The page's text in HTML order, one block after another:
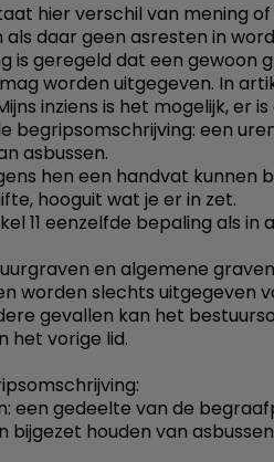
hier verschil van mening
daar geen asresten in
is geregeld dat een gewoon
worden uitgegeven. In
inziens is het mogelijk, er
begripsomschrijving: een
asbussen.
hen een handvat kunnen
hooguit wat je er in zet.
11 eenzelfde bepaling als in
en algemene graven
worden slechts uitgegeven
gevallen kan het
het vorige lid.
een gedeelte van de
bijgezet houden van